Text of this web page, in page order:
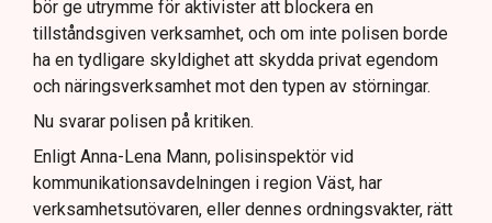
bör ge utrymme för aktivister att blockera en
tillståndsgiven verksamhet, och om inte polisen borde
ha en tydligare skyldighet att skydda privat egendom
och näringsverksamhet mot den typen av störningar.
Nu svarar polisen på kritiken.
Enligt Anna-Lena Mann, polisinspektör vid
kommunikationsavdelningen i region Väst, har
verksamhetsutövaren, eller dennes ordningsvakter, rätt